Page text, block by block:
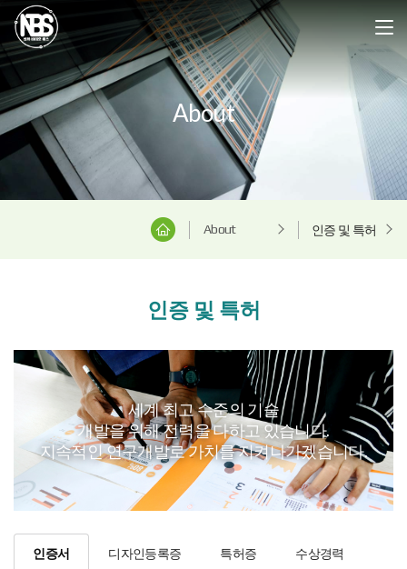
About
About 인증 및 특허
인증 및 특허
세계 최고 수준의 기술
개발을 위해 전력을 다하고 있습니다.
지속적인 연구개발로 가치를 지켜나가겠습니다.
인증서 디자인등록증 특허증 수상경력